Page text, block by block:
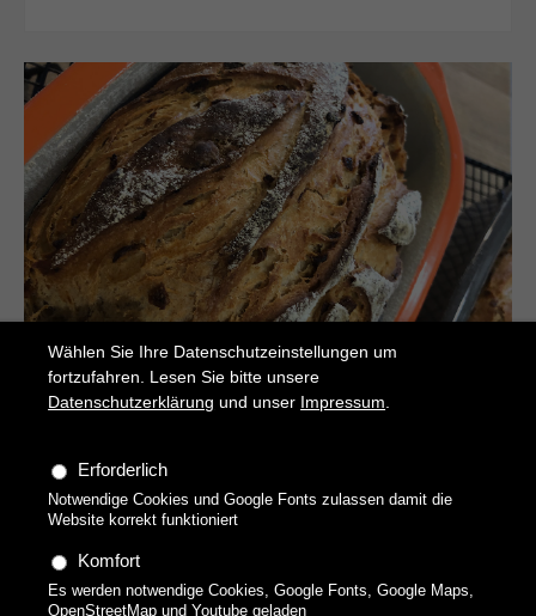
Saftig, kross und köstlich
Wählen Sie Ihre Datenschutzeinstellungen um
fortzufahren. Lesen Sie bitte unsere
Datenschutzerklärung und unser Impressum.
Erforderlich
Notwendige Cookies und Google Fonts zulassen damit die
Website korrekt funktioniert
Komfort
Es werden notwendige Cookies, Google Fonts, Google Maps,
OpenStreetMap und Youtube geladen